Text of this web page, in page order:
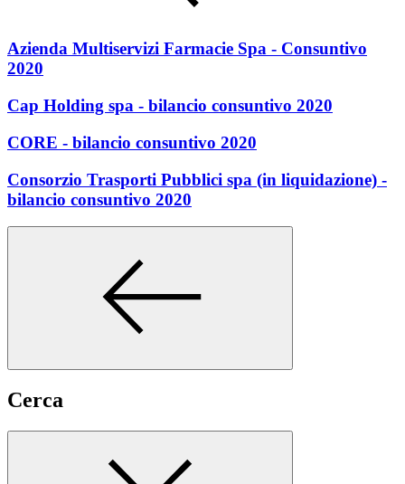
Azienda Multiservizi Farmacie Spa - Consuntivo
2020
Cap Holding spa - bilancio consuntivo 2020
CORE - bilancio consuntivo 2020
Consorzio Trasporti Pubblici spa (in liquidazione) -
bilancio consuntivo 2020
Cerca